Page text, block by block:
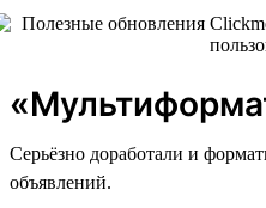
Серьёзно доработали и
объявлений.